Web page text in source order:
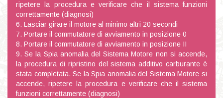
ripetere la procedura e verificare che il sistema funzioni
correttamente (diagnosi)
6. Lasciar girare il motore al minimo altri 20 secondi
7. Portare il commutatore di avviamento in posizione 0
8. Portare il commutatore di avviamento in posizione II
9. Se la Spia anomalia del Sistema Motore non si accende,
la procedura di ripristino del sistema additivo carburante è
stata completata. Se la Spia anomalia del Sistema Motore si
accende, ripetere la procedura e verificare che il sistema
funzioni correttamente (diagnosi)